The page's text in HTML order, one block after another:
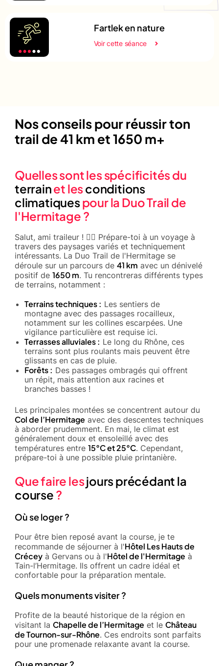
Fartlek en nature
Voir cette séance
Nos conseils pour réussir ton
trail de 41 km et 1650 m+
Quelles sont les spécificités du
terrainet lesconditions
climatiquespour la Duo Trail de
l'Hermitage ?
Salut, ami traileur ! 🏃‍♂️ Prépare-toi à un voyage à
travers des paysages variés et techniquement
intéressants. La Duo Trail de l'Hermitage se
déroule sur un parcours de 41 km avec un dénivelé
positif de 1650 m. Tu rencontreras différents types
de terrains, notamment :
Terrains techniques : Les sentiers de
montagne avec des passages rocailleux,
notamment sur les collines escarpées. Une
vigilance particulière est requise ici.
Terrasses alluviales : Le long du Rhône, ces
terrains sont plus roulants mais peuvent être
glissants en cas de pluie.
Forêts : Des passages ombragés qui offrent
un répit, mais attention aux racines et
branches basses !
Les principales montées se concentrent autour du
Col de l’Hermitage avec des descentes techniques
à aborder prudemment. En mai, le climat est
généralement doux et ensoleillé avec des
températures entre 15°C et 25°C. Cependant,
prépare-toi à une possible pluie printanière.
Que faire lesjours précédant la
course ?
Où se loger ?
Pour être bien reposé avant la course, je te
recommande de séjourner à l'Hôtel Les Hauts de
Crécey à Gervans ou à l'Hôtel de l'Hermitage à
Tain-l’Hermitage. Ils offrent un cadre idéal et
confortable pour la préparation mentale.
Quels monuments visiter ?
Profite de la beauté historique de la région en
visitant la Chapelle de l’Hermitage et le Château
de Tournon-sur-Rhône. Ces endroits sont parfaits
pour une promenade relaxante avant la course.